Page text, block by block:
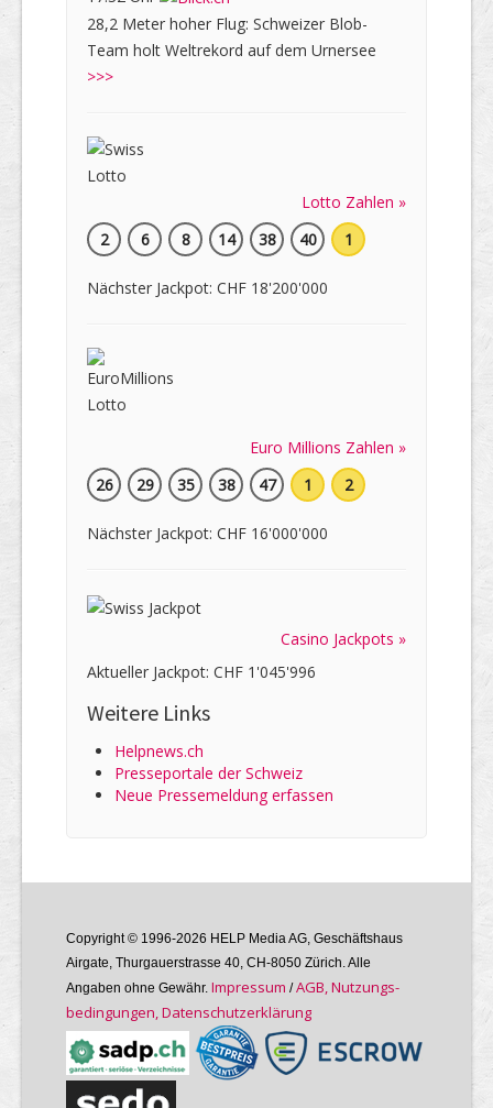
28,2 Meter hoher Flug: Schweizer Blob-
Team holt Weltrekord auf dem Urnersee
>>>
Lotto Zahlen »
2
6 8 14 38 40 1
Nächster Jackpot: CHF 18'200'000
Euro Millions Zahlen »
26
29 35 38 47 1 2
Nächster Jackpot: CHF 16'000'000
Casino Jackpots »
Aktueller Jackpot: CHF 1'045'996
Weitere Links
Helpnews.ch
Presseportale der Schweiz
Neue Pressemeldung erfassen
Copyright © 1996-2026 HELP Media AG, Geschäftshaus
Airgate, Thurgauer­strasse 40, CH-8050 Zürich. Alle
Angaben ohne Gewähr. Im­pres­sum /AGB, Nutzungs­
bedin­gungen, Daten­schutz­er­klärung